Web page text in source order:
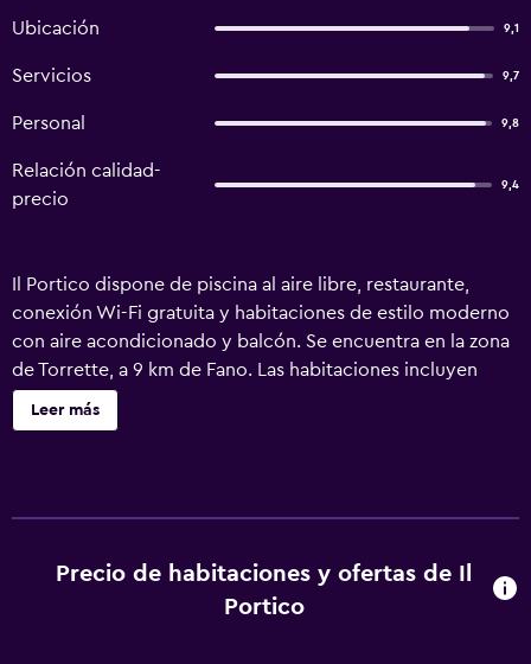
Ubicación 9,1
Servicios 9,7
Personal 9,8
Relación calidad-
precio
9,4
Il Portico dispone de piscina al aire libre, restaurante,
conexión Wi-Fi gratuita y habitaciones de estilo moderno
con aire acondicionado y balcón. Se encuentra en la zona
de Torrette, a 9 km de Fano. Las habitaciones incluyen
suelo de parquet, TV de pantalla plana, entrada privada y
baño con artículos de aseo gratuitos y secador de pelo. Il
Leer más
Precio de habitaciones y ofertas de Il
Portico